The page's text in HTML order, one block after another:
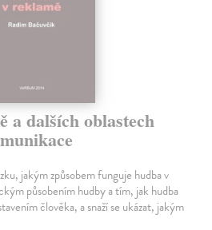
a dalších oblastech
jakým způsobem funguje hudba v
působením hudby a tím, jak hudba
člověka, a snaží se ukázat, jakým